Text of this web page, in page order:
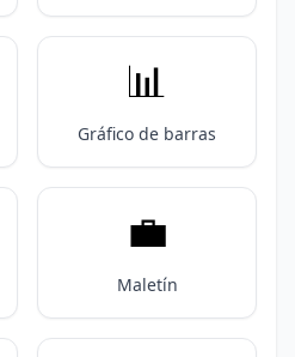
📊
Gráfico de barras
💼
Maletín